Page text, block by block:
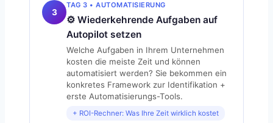
3
TAG 3 • AUTOMATISIERUNG
⚙️ Wiederkehrende Aufgaben auf
Autopilot setzen
Welche Aufgaben in Ihrem Unternehmen
kosten die meiste Zeit und können
automatisiert werden? Sie bekommen ein
konkretes Framework zur Identifikation +
erste Automatisierungs-Tools.
+ ROI-Rechner: Was Ihre Zeit wirklich kostet